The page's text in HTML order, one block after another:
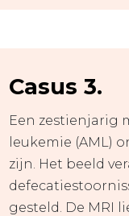
Casus 3.
Een zestienjarig
leukemie (AML)
zijn. Het beeld
gesteld. De MRI